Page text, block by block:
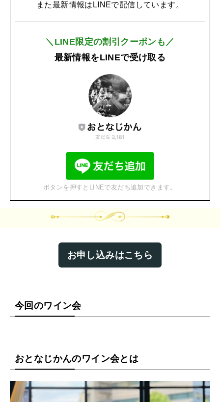
また最新情報はLINEで配信しています。
＼LINE限定の割引クーポンも／
最新情報をLINEで受け取る
ボタンを押すとLINEで友だち追加できます。
お申し込みはこちら
今回のワイン会
おとなじかんのワイン会とは